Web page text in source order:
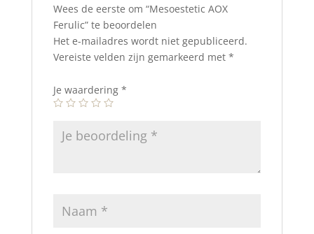
Wees de eerste om “Mesoestetic AOX
Ferulic” te beoordelen
Het e-mailadres wordt niet gepubliceerd.
Vereiste velden zijn gemarkeerd met *
Je waardering *